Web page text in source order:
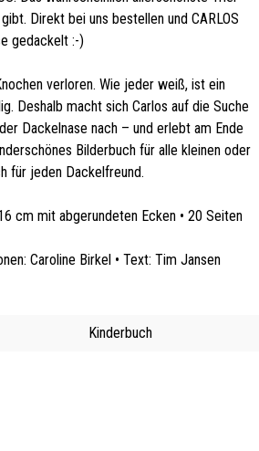
Direkt bei uns bestellen und CARLOS
gedackelt :-)
verloren. Wie jeder weiß, ist ein
Deshalb macht sich Carlos auf die Suche
Dackelnase nach – und erlebt am Ende
Bilderbuch für alle kleinen oder
für jeden Dackelfreund.
cm mit abgerundeten Ecken • 20 Seiten
Caroline Birkel • Text: Tim Jansen
Kinderbuch